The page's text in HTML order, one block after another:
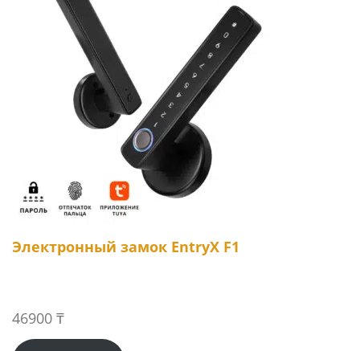
Электронный замок EntryX F1
46900 ₸